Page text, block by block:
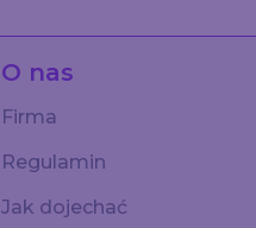
O nas
Firma
Regulamin
Jak dojechać